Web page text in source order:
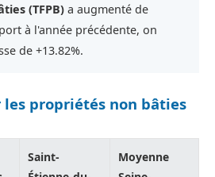
(TFPB) a augmenté de
à l'année précédente, on
de +13.82%.
les propriétés non bâties
Saint-
Moyenne